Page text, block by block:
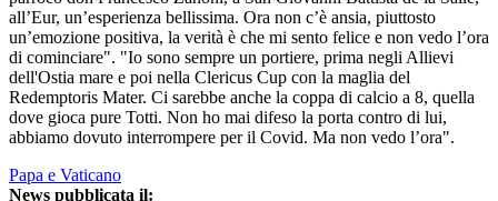
all’Eur, un’esperienza bellissima. Ora non c’è ansia, piuttosto
un’emozione positiva, la verità è che mi sento felice e non vedo l’ora
di cominciare". "Io sono sempre un portiere, prima negli Allievi
dell'Ostia mare e poi nella Clericus Cup con la maglia del
Redemptoris Mater. Ci sarebbe anche la coppa di calcio a 8, quella
dove gioca pure Totti. Non ho mai difeso la porta contro di lui,
abbiamo dovuto interrompere per il Covid. Ma non vedo l’ora".
Papa e Vaticano
News pubblicata il: